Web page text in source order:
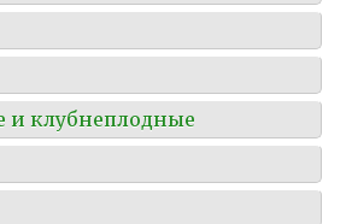
и клубнеплодные